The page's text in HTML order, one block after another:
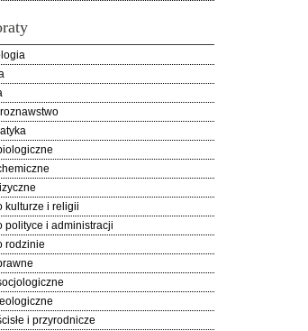
kulturze i religii
polityce i administracji
rodzinie
i przyrodnicze